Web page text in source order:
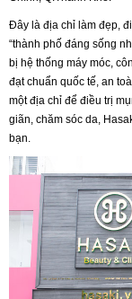
Đây là địa chỉ làm đẹp,
“thành phố đáng sống
bị hệ thống máy móc,
đạt chuẩn quốc tế, an
một địa chỉ để điều trị
giãn, chăm sóc da,
bạn.